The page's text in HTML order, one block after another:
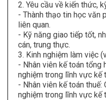
2. Yêu cầu về kiến thức,
- Thành thạo tin học văn
liên quan.
- Kỹ năng giao tiếp tốt,
cán, trung thực.
3. Kinh nghiệm làm việc
- Nhân viên kế toán tổng
nghiệm trong lĩnh vực kế
- Nhân viên kế toán
nghiệm trong lĩnh vực kế